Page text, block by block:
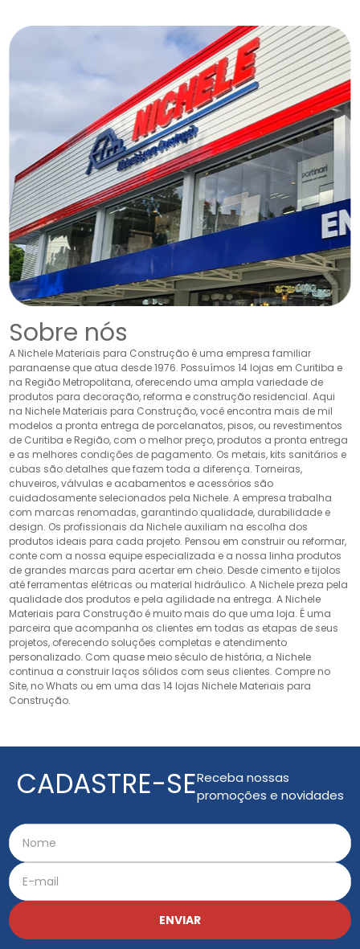
Sobre nós
A Nichele Materiais para Construção é uma empresa familiar
paranaense que atua desde 1976. Possuímos 14 lojas em Curitiba e
na Região Metropolitana, oferecendo uma ampla variedade de
produtos para decoração, reforma e construção residencial. Aqui
na Nichele Materiais para Construção, você encontra mais de mil
modelos a pronta entrega de porcelanatos, pisos, ou revestimentos
de Curitiba e Região, com o melhor preço, produtos a pronta entrega
e as melhores condições de pagamento. Os metais, kits sanitários e
cubas são detalhes que fazem toda a diferença. Torneiras,
chuveiros, válvulas e acabamentos e acessórios são
cuidadosamente selecionados pela Nichele. A empresa trabalha
com marcas renomadas, garantindo qualidade, durabilidade e
design. Os profissionais da Nichele auxiliam na escolha dos
produtos ideais para cada projeto. Pensou em construir ou reformar,
conte com a nossa equipe especializada e a nossa linha produtos
de grandes marcas para acertar em cheio. Desde cimento e tijolos
até ferramentas elétricas ou material hidráulico. A Nichele preza pela
qualidade dos produtos e pela agilidade na entrega. A Nichele
Materiais para Construção é muito mais do que uma loja. É uma
parceira que acompanha os clientes em todas as etapas de seus
projetos, oferecendo soluções completas e atendimento
personalizado. Com quase meio século de história, a Nichele
continua a construir laços sólidos com seus clientes. Compre no
Site, no Whats ou em uma das 14 lojas Nichele Materiais para
Construção.
CADASTRE-SEReceba nossas
promoções e novidades
ENVIAR